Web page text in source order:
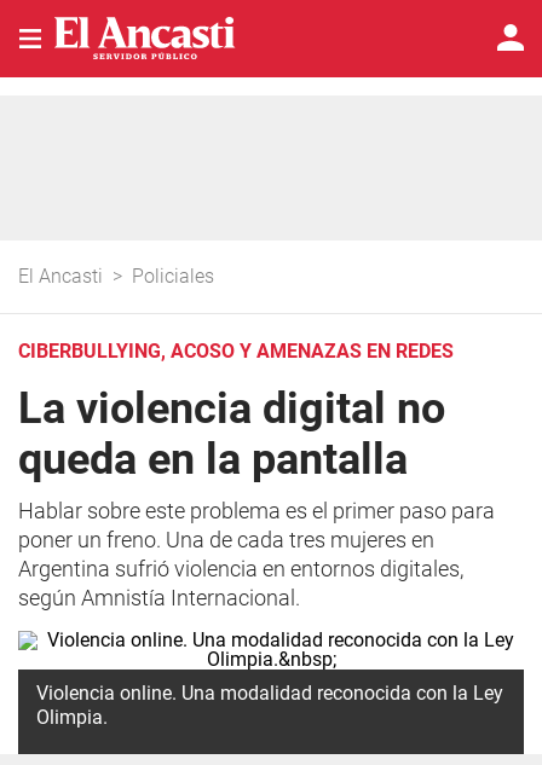
El Ancasti > Policiales
CIBERBULLYING, ACOSO Y AMENAZAS EN REDES
La violencia digital no
queda en la pantalla
Hablar sobre este problema es el primer paso para
poner un freno. Una de cada tres mujeres en
Argentina sufrió violencia en entornos digitales,
según Amnistía Internacional.
Violencia online. Una modalidad reconocida con la Ley
Olimpia.